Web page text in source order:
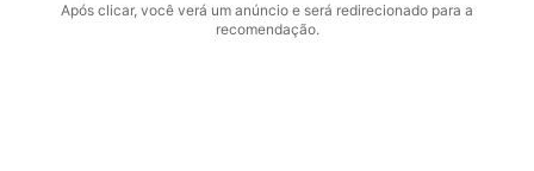
Após clicar, você verá um anúncio e será redirecionado para a
recomendação.